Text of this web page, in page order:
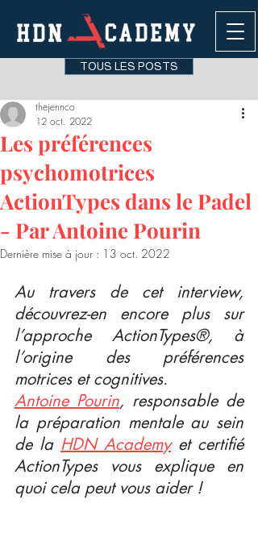
TOUS LES POSTS
Les préférences
psychomotrices
ActionTypes dans le Padel
- Par Antoine Pourin
thejennco
12 oct. 2022
Dernière mise à jour : 13 oct. 2022
Au travers de cet interview,
découvrez-en encore plus sur
l’approche ActionTypes®, à
l’origine des préférences
motrices et cognitives.
Antoine Pourin, responsable de
la préparation mentale au sein
de la HDN Academy et certifié
ActionTypes vous explique en
quoi cela peut vous aider !